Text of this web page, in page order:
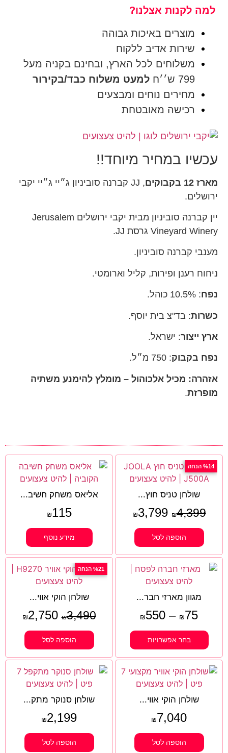
למה לקנות אצלנו?
מוצרים באיכות גבוהה
שירות אדיב ללקוח
משלוחים לכל הארץ, ובחינם בקניה מעל
799 ש׳׳ח
למעט משלוח כבד/בקירור
מחירים נוחים ומבצעים
רכישה מאובטחת
עכשיו במחיר מיוחד!!
מארז 12 בקבוקים
, JJ קברנה סוביניון ג״יי ג״יי יקבי
ירושלים.
יין קברנה סוביניון מבית יקבי ירושלים Jerusalem
Vineyard Winery גרסת JJ.
מענבי קברנה סוביניון.
ניחוח רענן ופירות, קליל וארומטי.
נפח: 10.5% כוהל.
כשרות: בד"צ בית יוסף.
ארץ ייצור: ישראל.
נפח בקבוק: 750 מ״ל.
אזהרה: מכיל אלכוהול – מומלץ להימנע משתיה
מופרזת.
%14 הנחה
שולחן טניס חוץ...
₪4,399
₪3,799
הוספה לסל
אליאס משחק חשיב...
₪115
מידע נוסף
מגוון מארזי חבר...
₪75
–
₪550
בחר אפשרויות
%21 הנחה
שולחן הוקי אווי...
₪3,490
₪2,750
הוספה לסל
שולחן הוקי אווי...
₪7,040
הוספה לסל
שולחן סנוקר מתק...
₪2,199
הוספה לסל